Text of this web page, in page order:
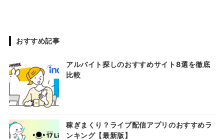
おすすめ記事
アルバイト探しのおすすめサイト8選を徹底
比較
稼ぎまくり？ライブ配信アプリのおすすめラ
ンキング【最新版】